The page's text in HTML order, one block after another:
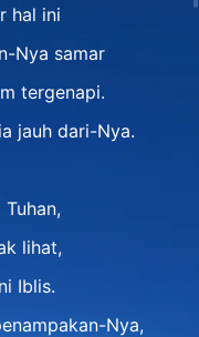
hal ini
Nya samar
tergenapi.
jauh dari-Nya.
lihat,
Iblis.
Nya,